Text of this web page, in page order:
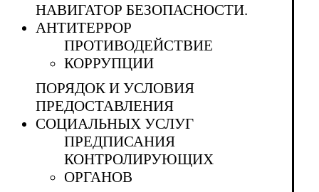
НАВИГАТОР БЕЗОПАСНОСТИ.
АНТИТЕРРОР
ПРОТИВОДЕЙСТВИЕ
КОРРУПЦИИ
ПОРЯДОК И УСЛОВИЯ
ПРЕДОСТАВЛЕНИЯ
СОЦИАЛЬНЫХ УСЛУГ
ПРЕДПИСАНИЯ
КОНТРОЛИРУЮЩИХ
ОРГАНОВ